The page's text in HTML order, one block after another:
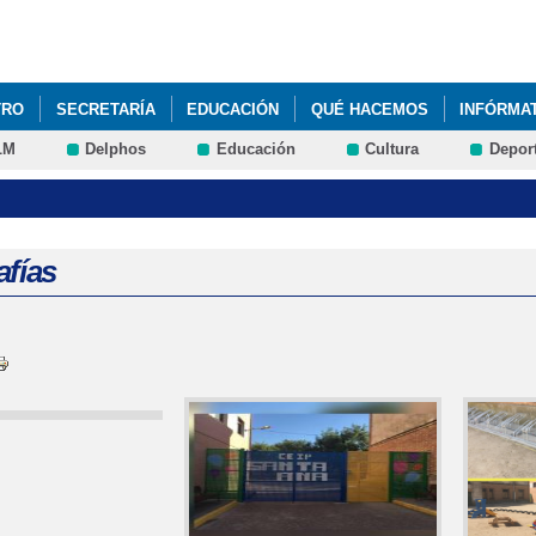
SECRETARÍA EDUCACIÓN QUÉ HACEMOS
Delphos Educación Cultura